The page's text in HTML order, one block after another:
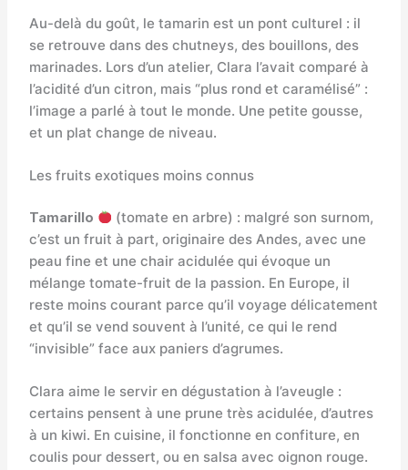
Au-delà du goût, le tamarin est un pont culturel : il
se retrouve dans des chutneys, des bouillons, des
marinades. Lors d’un atelier, Clara l’avait comparé à
l’acidité d’un citron, mais “plus rond et caramélisé” :
l’image a parlé à tout le monde. Une petite gousse,
et un plat change de niveau.
Les fruits exotiques moins connus
Tamarillo
(tomate en arbre) : malgré son surnom,
c’est un fruit à part, originaire des Andes, avec une
peau fine et une chair acidulée qui évoque un
mélange tomate-fruit de la passion. En Europe, il
reste moins courant parce qu’il voyage délicatement
et qu’il se vend souvent à l’unité, ce qui le rend
“invisible” face aux paniers d’agrumes.
Clara aime le servir en dégustation à l’aveugle :
certains pensent à une prune très acidulée, d’autres
à un kiwi. En cuisine, il fonctionne en confiture, en
coulis pour dessert, ou en salsa avec oignon rouge.